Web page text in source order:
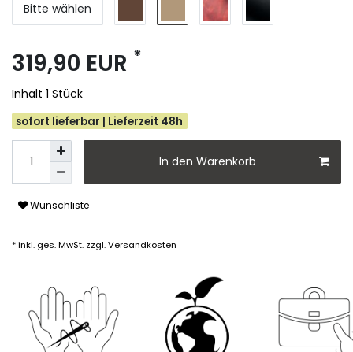
Bitte wählen
319,90 EUR *
Inhalt 1 Stück
sofort lieferbar | Lieferzeit 48h
In den Warenkorb
Wunschliste
* inkl. ges. MwSt. zzgl.Versandkosten